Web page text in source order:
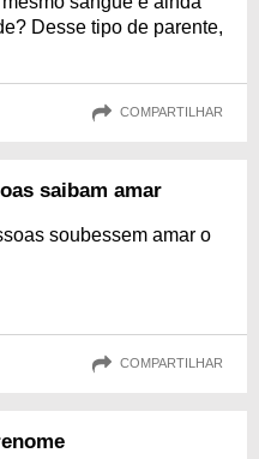
Desse tipo de parente,
COMPARTILHAR
saibam amar
soubessem amar o
COMPARTILHAR